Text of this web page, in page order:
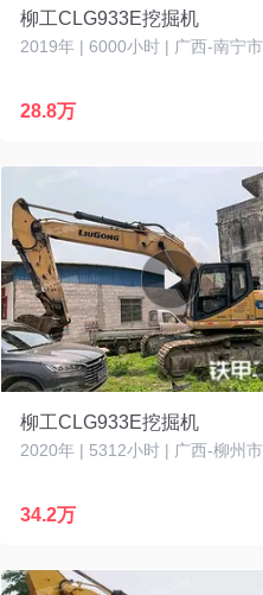
柳工CLG933E挖掘机
2019年 | 6000小时 | 广西-南宁市
28.8万
柳工CLG933E挖掘机
2020年 | 5312小时 | 广西-柳州市
34.2万